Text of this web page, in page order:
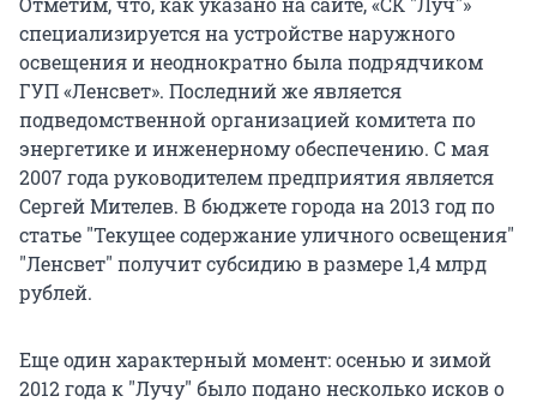
специализируется на устройстве наружного
освещения и неоднократно была подрядчиком
ГУП «Ленсвет». Последний же является
подведомственной организацией комитета по
энергетике и инженерному обеспечению. С мая
2007 года руководителем предприятия является
Сергей Мителев. В бюджете города на 2013 год по
статье "Текущее содержание уличного освещения"
"Ленсвет" получит субсидию в размере 1,4 млрд
рублей.
Еще один характерный момент: осенью и зимой
2012 года к "Лучу" было подано несколько исков о